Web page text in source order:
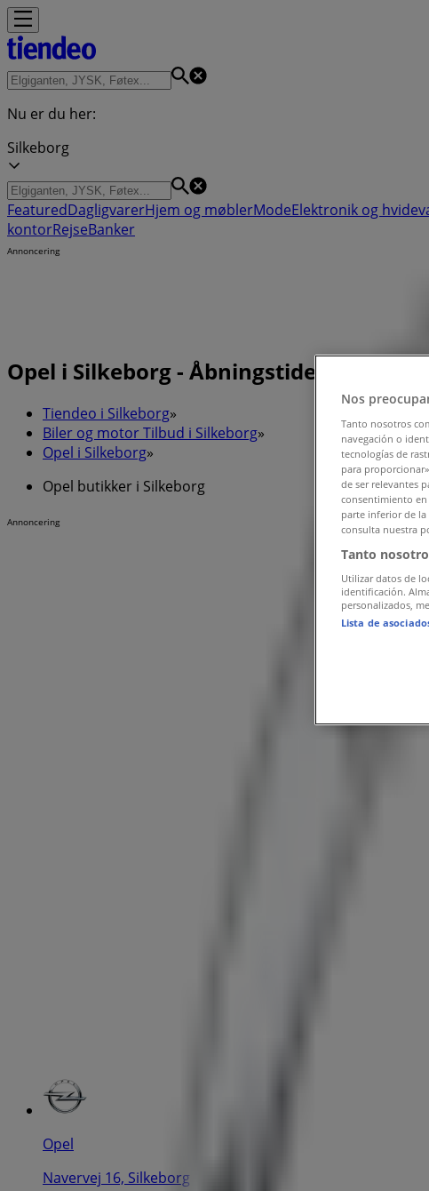
Nu er du her:
Silkeborg
FeaturedDagligvarerHjem og møblerModeElektronik og
kontorRejseBanker
Annoncering
Opel i Silkeborg - Åbningstider,
Tiendeo i Silkeborg»
Biler og motor Tilbud i Silkeborg»
Opel i Silkeborg»
Opel butikker i Silkeborg
Annoncering
Opel
Navervej 16, Silkeborg
Nos
Tanto nosotros
navegación o
tecnologías de
para
de ser relevantes
consentimiento en
parte inferior de la
consulta nuestra
Tanto
Utilizar datos de
identificación.
personalizados,
Lista de